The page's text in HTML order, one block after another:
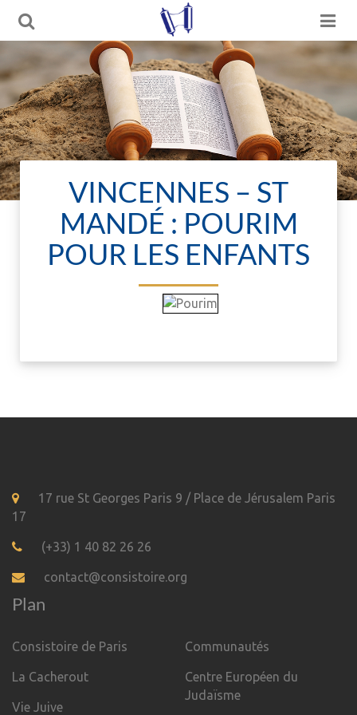
VINCENNES – ST
MANDÉ : POURIM
POUR LES ENFANTS
17 rue St Georges Paris 9 / Place de Jérusalem Paris
17
(+33) 1 40 82 26 26
contact@consistoire.org
Plan
Consistoire de Paris
La Cacherout
Vie Juive
Communautés
Centre Européen du
Judaïsme